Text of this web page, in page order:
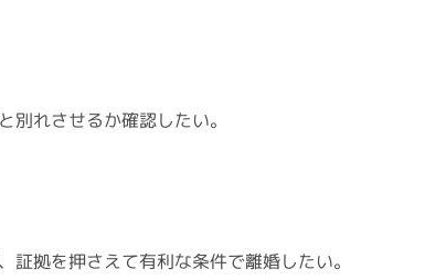
別れさせるか確認したい。
拠を押さえて有利な条件で離婚したい。